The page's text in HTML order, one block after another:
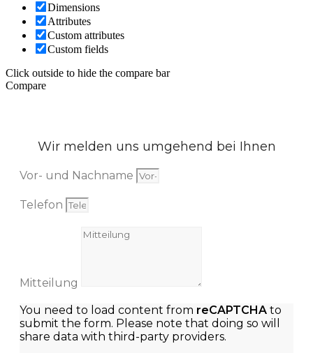
Dimensions
Attributes
Custom attributes
Custom fields
Click outside to hide the compare bar
Compare
Wir melden uns umgehend bei Ihnen
Vor- und Nachname
Telefon
Mitteilung
You need to load content from reCAPTCHA to
submit the form. Please note that doing so will
share data with third-party providers.